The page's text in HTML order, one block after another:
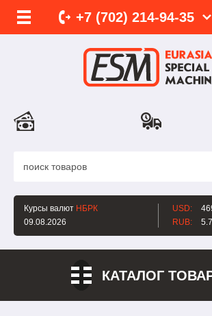
+7 (702) 214-94-35
Курсы валют НБРК
09.08.2026
USD:
RUB:
КАТАЛОГ